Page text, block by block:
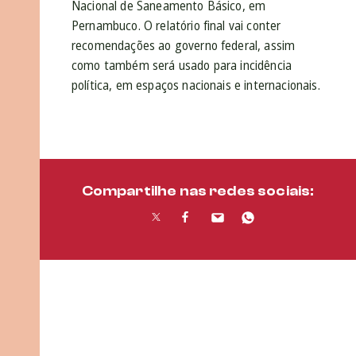
Nacional de Saneamento Básico, em
Pernambuco. O relatório final vai conter
recomendações ao governo federal, assim
como também será usado para incidência
política, em espaços nacionais e internacionais.
Compartilhe nas redes sociais: